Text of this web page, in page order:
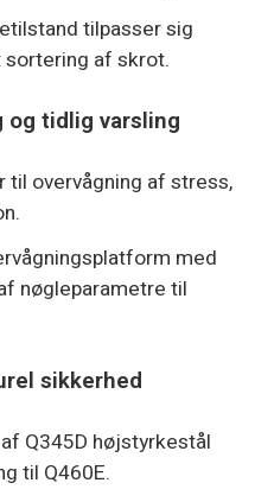
tilpasser sig
af skrot.
og tidlig varsling
overvågning af stress,
med
nøgleparametre til
sikkerhed
Q345D højstyrkestål
til Q460E.